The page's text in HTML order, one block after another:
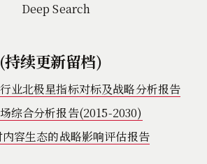
续更新留档)
业北极星指标对标及战略分析报告
综合分析报告(2015-2030)
容生态的战略影响评估报告